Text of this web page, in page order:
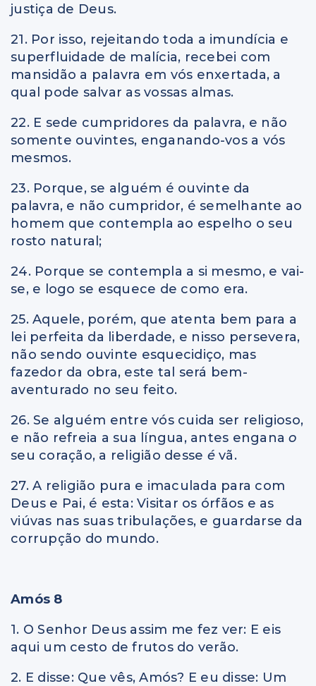
justiça de Deus.
21. Por isso, rejeitando toda a imundícia e
superfluidade de malícia, recebei com
mansidão a palavra em vós enxertada, a
qual pode salvar as vossas almas.
22. E sede cumpridores da palavra, e não
somente ouvintes, enganando-vos a vós
mesmos.
23. Porque, se alguém é ouvinte da
palavra, e não cumpridor, é semelhante ao
homem que contempla ao espelho o seu
rosto natural;
24. Porque se contempla a si mesmo, e vai-
se, e logo se esquece de como era.
25. Aquele, porém, que atenta bem para a
lei perfeita da liberdade, e nisso persevera,
não sendo ouvinte esquecidiço, mas
fazedor da obra, este tal será bem-
aventurado no seu feito.
26. Se alguém entre vós cuida ser religioso,
e não refreia a sua língua, antes enganao
seu coração, a religião desse é vã.
27. A religião pura e imaculada para com
Deus e Pai, é esta: Visitar os órfãos e as
viúvas nas suas tribulações, e guardarse da
corrupção do mundo.
Amós 8
1. O Senhor Deus assim me fez ver: E eis
aqui um cesto de frutos do verão.
2. E disse: Que vês, Amós? E eu disse: Um